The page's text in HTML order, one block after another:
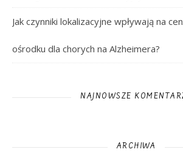
Jak czynniki lokalizacyjne wpływają na
ośrodku dla chorych na Alzheimera?
NAJNOWSZE
ARCHIWA